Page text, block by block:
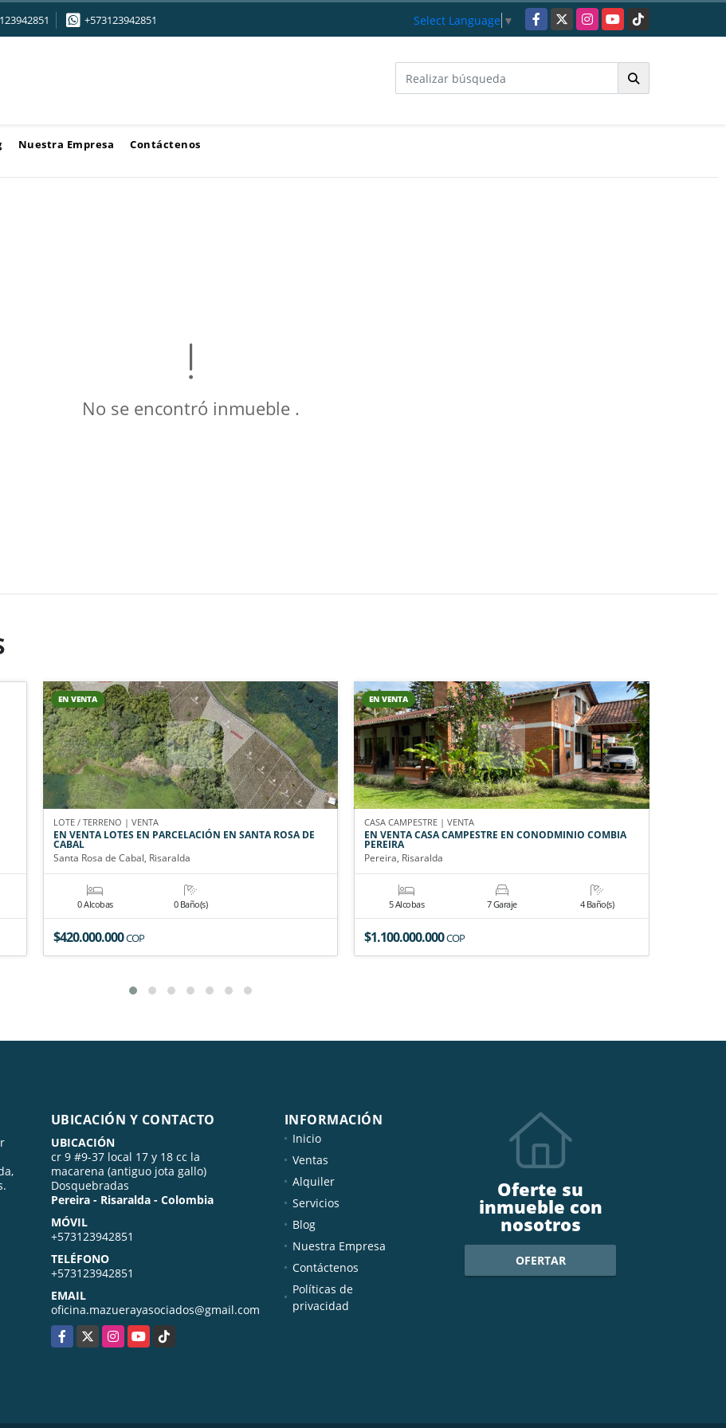
+573123942851 Select Language ▼ Facebook
X InstagramYouTubeTikTok
Nuestra Empresa Contáctenos
No se encontró inmueble .
EN VENTA
LOTE / TERRENO | VENTA
EN VENTA LOTES EN PARCELACIÓN EN SANTA ROSA DE
CABAL
Santa Rosa de Cabal, Risaralda
0 Alcobas 0 Baño(s)
$420.000.000COP
EN VENTA
CASA CAMPESTRE | VENTA
EN VENTA CASA CAMPESTRE EN CONODMINIO COMBIA
PEREIRA
Pereira, Risaralda
5 Alcobas 7 Garaje 4 Baño(s)
$1.100.000.000COP
UBICACIÓN Y CONTACTO
UBICACIÓN
cr 9 #9-37 local 17 y 18 cc la
macarena (antiguo jota gallo)
Dosquebradas
Pereira - Risaralda - Colombia
MÓVIL
+573123942851
TELÉFONO
+573123942851
EMAIL
oficina.mazuerayasociados@gmail.com
Facebook
X InstagramYouTubeTikTok
INFORMACIÓN
Inicio
Ventas
Alquiler
Servicios
Blog
Nuestra Empresa
Contáctenos
Políticas de
privacidad
Oferte su
inmueble con
nosotros
OFERTAR